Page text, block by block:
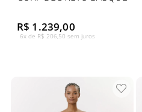
R$ 1.239,00
6x de R$ 206,50 sem juros